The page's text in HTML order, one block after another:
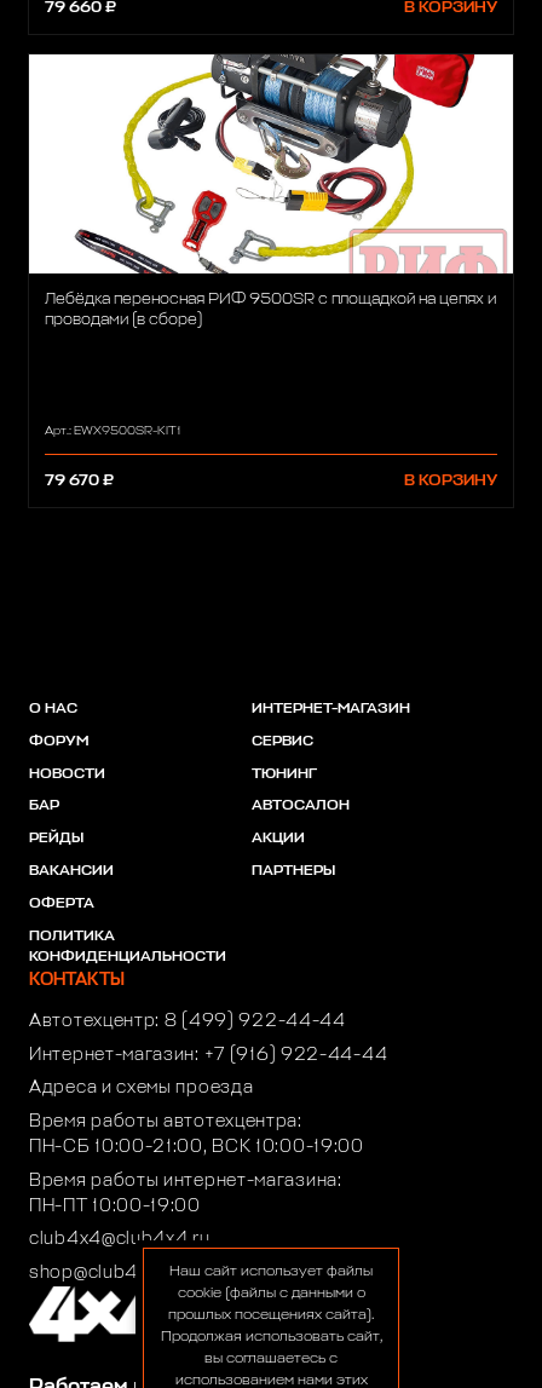
79 660 ₽ В КОРЗИНУ
Лебёдка переносная РИФ 9500SR c площадкой на цепях и
проводами (в сборе)
Арт.: EWX9500SR-KIT1
79 670 ₽ В КОРЗИНУ
О НАС
ФОРУМ
НОВОСТИ
БАР
РЕЙДЫ
ВАКАНСИИ
ОФЕРТА
ПОЛИТИКА
КОНФИДЕНЦИАЛЬНОСТИ
ИНТЕРНЕТ-МАГАЗИН
СЕРВИС
ТЮНИНГ
АВТОСАЛОН
АКЦИИ
ПАРТНЕРЫ
КОНТАКТЫ
Автотехцентр: 8 (499) 922-44-44
Интернет-магазин: +7 (916) 922-44-44
Адреса и схемы проезда
Время работы автотехцентра:
ПН-СБ 10:00-21:00, ВСК 10:00-19:00
Время работы интернет-магазина:
ПН-ПТ 10:00-19:00
club4x4@club4x4.ru
shop@club4x4.ruНаш сайт использует файлы
cookie (файлы с данными о
прошлых посещениях сайта).
Продолжая использовать сайт,
вы соглашаетесь с
использованием нами этих